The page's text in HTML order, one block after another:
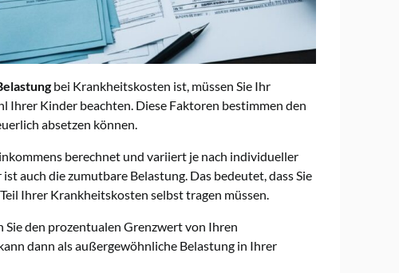
bei Krankheitskosten ist, müssen Sie Ihr
Ihrer Kinder beachten. Diese Faktoren bestimmen den
absetzen können.
berechnet und variiert je nach individueller
auch die zumutbare Belastung. Das bedeutet, dass Sie
Ihrer Krankheitskosten selbst tragen müssen.
Sie den prozentualen Grenzwert von Ihren
dann als außergewöhnliche Belastung in Ihrer